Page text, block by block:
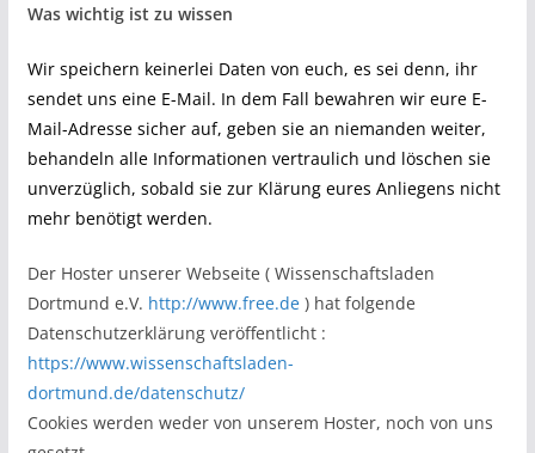
Was wichtig ist zu wissen
Wir speichern keinerlei Daten von euch, es sei denn, ihr
sendet uns eine E-Mail. In dem Fall bewahren wir eure E-
Mail-Adresse sicher auf, geben sie an niemanden weiter,
behandeln alle Informationen vertraulich und löschen sie
unverzüglich, sobald sie zur Klärung eures Anliegens nicht
mehr benötigt werden.
Der Hoster unserer Webseite ( Wissenschaftsladen
Dortmund e.V. http://www.free.de) hat folgende
Datenschutzerklärung veröffentlicht :
https://www.wissenschaftsladen-
dortmund.de/datenschutz/
Cookies werden weder von unserem Hoster, noch von uns